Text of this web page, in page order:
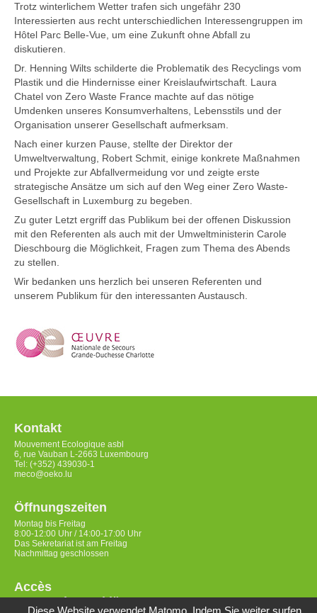
Trotz winterlichem Wetter trafen sich ungefähr 230
Interessierten aus recht unterschiedlichen Interessengruppen im
Hôtel Parc Belle-Vue, um eine Zukunft ohne Abfall zu
diskutieren.
Dr. Henning Wilts schilderte die Problematik des Recyclings vom
Plastik und die Hindernisse einer Kreislaufwirtschaft. Laura
Chatel von Zero Waste France machte auf das nötige
Umdenken unseres Konsumverhaltens, Lebensstils und der
Organisation unserer Gesellschaft aufmerksam.
Nach einer kurzen Pause, stellte der Direktor der
Umweltverwaltung, Robert Schmit, einige konkrete Maßnahmen
und Projekte zur Abfallvermeidung vor und zeigte erste
strategische Ansätze um sich auf den Weg einer Zero Waste-
Gesellschaft in Luxemburg zu begeben.
Zu guter Letzt ergriff das Publikum bei der offenen Diskussion
mit den Referenten als auch mit der Umweltministerin Carole
Dieschbourg die Möglichkeit, Fragen zum Thema des Abends
zu stellen.
Wir bedanken uns herzlich bei unseren Referenten und
unserem Publikum für den interessanten Austausch.
Kontakt
Mouvement Ecologique asbl
6, rue Vauban L-2663 Luxembourg
Tel: (+352) 439030-1
meco@oeko.lu
Öffnungszeiten
Montag bis Freitag
8:00-12:00 Uhr / 14:00-17:00 Uhr
Das Sekretariat ist am Freitag
Nachmittag geschlossen
Accès
Datenschutzerklärung
Diese Website verwendet Matomo. Indem Sie weiter surfen,